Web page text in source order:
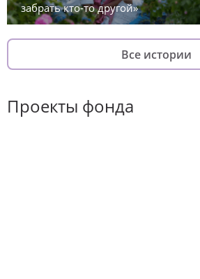
забрать кто-то другой»
Все истории
Проекты фонда